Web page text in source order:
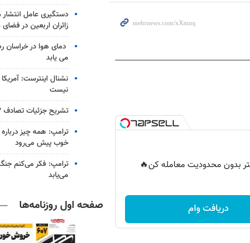
بدون محدودیت معامله کن🔥
دریافت وام
دستگیری عامل
زائران اربعین در
می یابد
نشنال اینترست:
نیست
تشریح جزئیات تصادف ۱۲ خودرو با ۱۹ مصدوم
ترامپ: همه چیز درباره
خوب پیش می‌رود
ترامپ: فکر می‌کنم جنگ
می‌یابد
صفحه اول روزنامه‌ها